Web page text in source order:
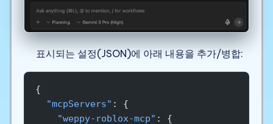
표시되는 설정(JSON)에 아래 내용을 추가/병합:
{
  "mcpServers"
: {
    "weppy-roblox-mcp"
: {